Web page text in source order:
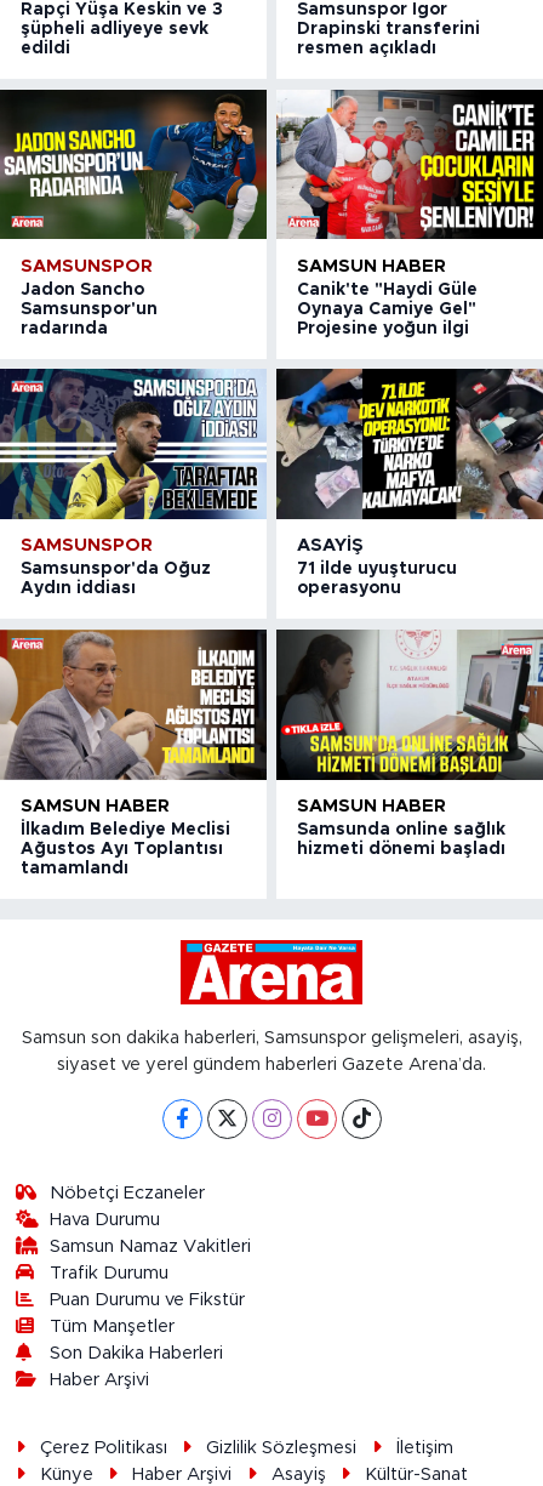
Rapçi Yüşa Keskin ve 3
şüpheli adliyeye sevk
edildi
Samsunspor Igor
Drapinski transferini
resmen açıkladı
SAMSUNSPOR
Jadon Sancho
Samsunspor'un
radarında
SAMSUN HABER
Canik'te "Haydi Güle
Oynaya Camiye Gel"
Projesine yoğun ilgi
SAMSUNSPOR
Samsunspor'da Oğuz
Aydın iddiası
ASAYIŞ
71 ilde uyuşturucu
operasyonu
SAMSUN HABER
İlkadım Belediye Meclisi
Ağustos Ayı Toplantısı
tamamlandı
SAMSUN HABER
Samsunda online sağlık
hizmeti dönemi başladı
Samsun son dakika haberleri, Samsunspor gelişmeleri, asayiş,
siyaset ve yerel gündem haberleri Gazete Arena’da.
Nöbetçi Eczaneler
Hava Durumu
Samsun Namaz Vakitleri
Trafik Durumu
Puan Durumu ve Fikstür
Tüm Manşetler
Son Dakika Haberleri
Haber Arşivi
Çerez Politikası Gizlilik Sözleşmesi
İletişim
Künye
Haber Arşivi Asayiş Kültür-Sanat